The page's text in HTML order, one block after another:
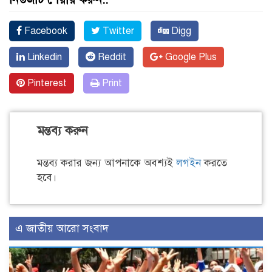
Facebook Twitter Digg
Linkedin Reddit Google Plus
Pinterest Print
মন্তব্য করুন
মন্তব্য করার জন্য আপনাকে অবশ্যইলগইনকরতে
হবে।
এ জাতীয় আরো সংবাদ